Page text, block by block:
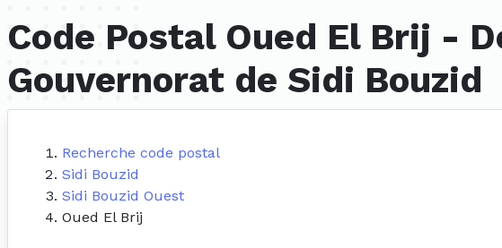
Code Postal Oued El Brij -
Gouvernorat de Sidi Bouzid
Recherche code postal
Sidi Bouzid
Sidi Bouzid Ouest
Oued El Brij